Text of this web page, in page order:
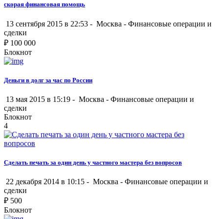
скорая финансовая помощь
13 сентября 2015 в 22:53 - Москва - Финансовые операции и
сделки
₽ 100 000
Блокнот
Деньги в долг за час по России
13 мая 2015 в 15:19 - Москва - Финансовые операции и
сделки
Блокнот
4
Сделать печать за один день у частного мастера без вопросов
22 декабря 2014 в 10:15 - Москва - Финансовые операции и
сделки
₽ 500
Блокнот